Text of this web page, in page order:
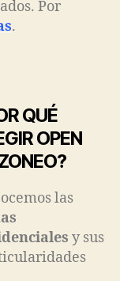
Por
.
QUÉ
OPEN
las
y sus